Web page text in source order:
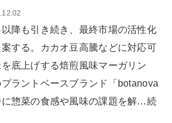
降も引き続き、最終市場の活性化
する。カカオ豆高騰などに対応可
底上げする焙煎風味マーガリン
プラントベースブランド「botanova
に惣菜の食感や風味の課題を解…続